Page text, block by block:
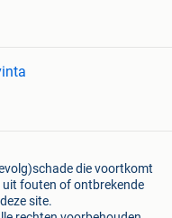
die voortkomt
uit fouten of ontbrekende
site.